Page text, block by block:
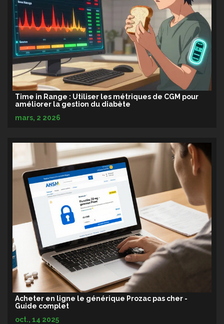
Time in Range : Utiliser les métriques de CGM pour
améliorer la gestion du diabète
mars, 2 2026
Acheter en ligne le générique Prozac pas cher -
Guide complet
oct., 14 2025